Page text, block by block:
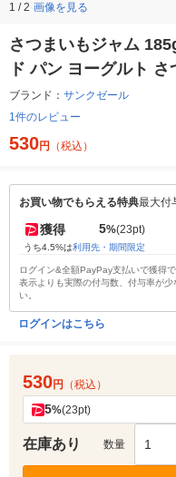
1 / 2 画像を見る
さつまいもジャム
ド パン ヨーグルト さ
ブランド： サンクゼール
1件のレビュー
530円 （税込）
お買い物でもらえる特典最大付
獲得 5%(23pt)
うち4.5%は利用先・期間限定
ログイン&全額PayPay支払いで獲得
表示よりも実際の付与数、付与率が
い。
ログインはこちら
530円 （税込）
5%(23pt)
在庫あり 数量 1